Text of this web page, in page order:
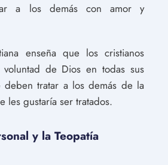
a los demás con amor y
enseña que los cristianos
de Dios en todas sus
deben tratar a los demás de la
les gustaría ser tratados.
y la Teopatía